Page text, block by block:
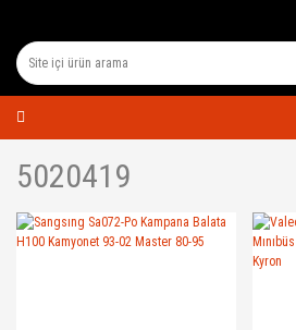
5020419